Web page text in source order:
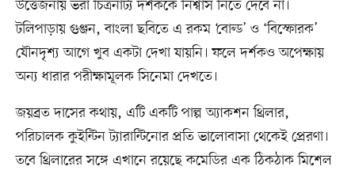
উত্তেজনায় ভরা চিত্রনাট্য দর্শককে নিশ্বাস নিতে দেবে না।
টলিপাড়ায় গুঞ্জন, বাংলা ছবিতে এ রকম ‘বোল্ড’ ও ‘বিস্ফোরক’
যৌনদৃশ্য আগে খুব একটা দেখা যায়নি। ফলে দর্শকও অপেক্ষায়
অন্য ধারার পরীক্ষামূলক সিনেমা দেখতে।
জয়ব্রত দাসের কথায়, এটি একটি পাল্প অ্যাকশন থ্রিলার,
পরিচালক কুইন্টিন ট্যারান্টিনোর প্রতি ভালোবাসা থেকেই প্রেরণা।
তবে থ্রিলারের সঙ্গে এখানে রয়েছে কমেডির এক ঠিকঠাক মিশেল